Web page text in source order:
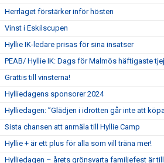
Herrlaget förstärker inför hösten
Vinst i Eskilscupen
Hyllie IK-ledare prisas för sina insatser
PEAB/ Hyllie IK: Dags för Malmös häftigaste
Grattis till vinsterna!
Hylliedagens sponsorer 2024
Hylliedagen: ”Glädjen i idrotten går inte att
Sista chansen att anmäla till Hyllie Camp
Hyllie + är ett plus för alla som vill träna mer!
Hylliedagen – årets grönsvarta familjefest är